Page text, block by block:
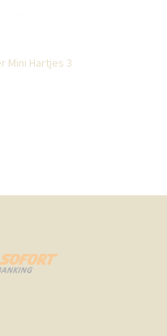
Mini Hartjes 3